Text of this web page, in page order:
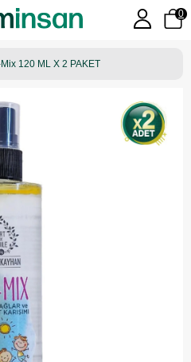
0
120 ML X 2 PAKET